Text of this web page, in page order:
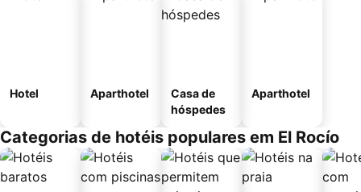
Hotel Aparthotel
Casa de
hóspedes
Aparthotel
Categorias de hotéis populares em El Rocío